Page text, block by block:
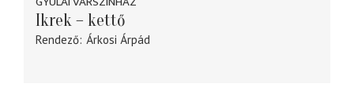
Ikrek – kettő
Rendező Árkosi Árpád